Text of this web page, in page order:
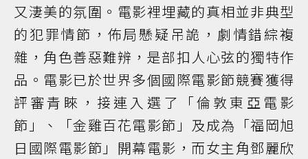
又淒美的氛圍。電影裡埋藏的真相並非典型
的犯罪情節，佈局懸疑吊詭，劇情錯綜複
雜，角色善惡難辨，是部扣人心弦的獨特作
品。電影已於世界多個國際電影節競賽獲得
評審青睞，接連入選了「倫敦東亞電影
節」、「金雞百花電影節」及成為「福岡旭
日國際電影節」開幕電影，而女主角鄧麗欣